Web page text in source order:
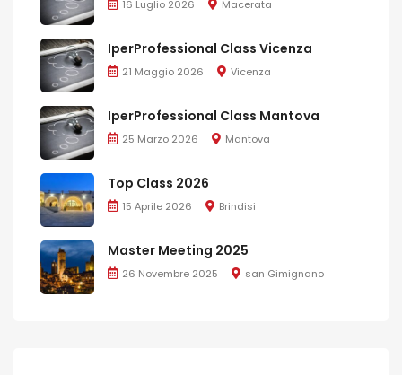
16 Luglio 2026 Macerata
IperProfessional Class Vicenza
21 Maggio 2026 Vicenza
IperProfessional Class Mantova
25 Marzo 2026 Mantova
Top Class 2026
15 Aprile 2026 Brindisi
Master Meeting 2025
26 Novembre 2025 san Gimignano